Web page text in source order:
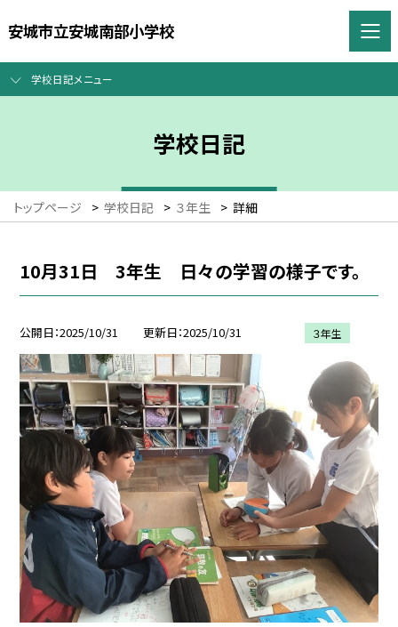
安城市立安城南部小学校
学校日記メニュー
学校日記
トップページ > 学校日記 > ３年生 > 詳細
10月31日 3年生 日々の学習の様子です。
公開日 2025/10/31 更新日 2025/10/31 ３年生